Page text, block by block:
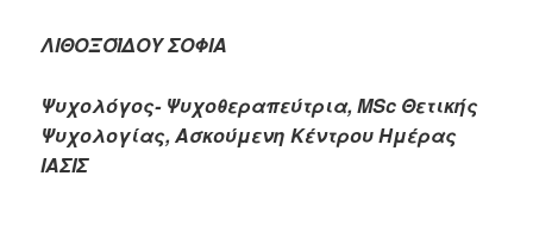
ΛΙΘΟΞΟΪΔΟΥ ΣΟΦΙΑ
Ψυχολόγος- Ψυχοθεραπεύτρια, MSc Θετικής
Ψυχολογίας, Ασκούμενη Κέντρου Ημέρας
ΙΑΣΙΣ